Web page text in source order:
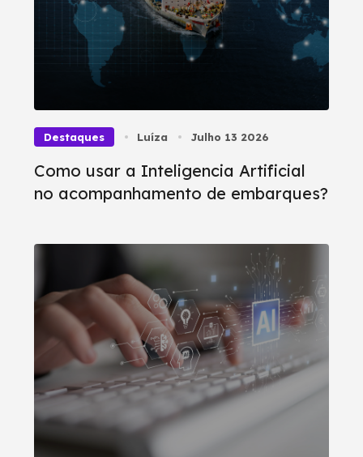
Destaques Luíza Julho 13 2026
Como usar a Inteligencia Artificial
no acompanhamento de embarques?